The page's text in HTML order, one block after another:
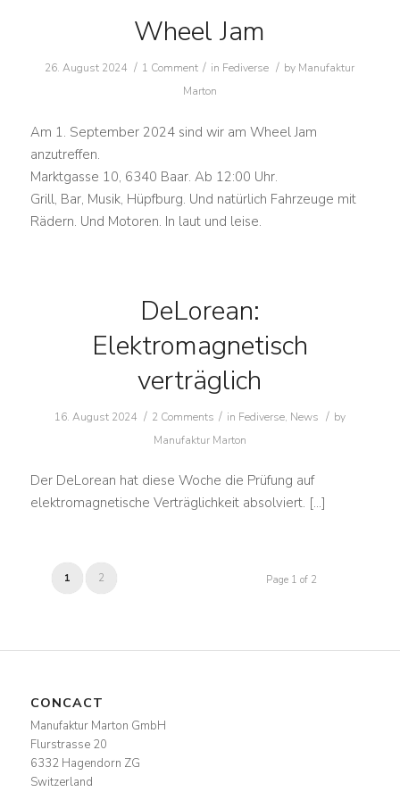
Wheel Jam
26. August 2024 / 1 Comment / in Fediverse / by Manufaktur
Marton
Am 1. September 2024 sind wir am Wheel Jam
anzutreffen.
Marktgasse 10, 6340 Baar. Ab 12:00 Uhr.
Grill, Bar, Musik, Hüpfburg. Und natürlich Fahrzeuge mit
Rädern. Und Motoren. In laut und leise.
DeLorean:
Elektromagnetisch
verträglich
16. August 2024 / 2 Comments / in Fediverse, News / by
Manufaktur Marton
Der DeLorean hat diese Woche die Prüfung auf
elektromagnetische Verträglichkeit absolviert. […]
Page 1 of 2
1 2
CONCACT
Manufaktur Marton GmbH
Flurstrasse 20
6332 Hagendorn ZG
Switzerland